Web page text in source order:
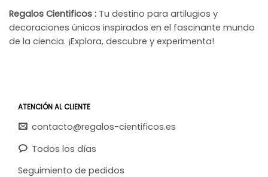
Regalos Cientificos : Tu destino para artilugios y
decoraciones únicos inspirados en el fascinante mundo
de la ciencia. ¡Explora, descubre y experimenta!
ATENCIÓN AL CLIENTE
contacto@regalos-cientificos.es
Todos los días
Seguimiento de pedidos